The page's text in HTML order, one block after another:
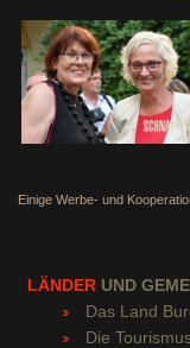
Einige Werbe- und
LÄNDER UND
Das Land
Die